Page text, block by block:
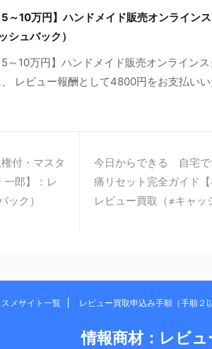
5～10万円】ハンドメイド販売オンライン
シュバック）
～10万円】ハンドメイド販売オンライン
レビュー報酬として4800円をお支払い
付・マスタ
一郎】：レ
ック）
今日からできる 自宅
痛リセット完全ガイド【
レビュー買取（≠キャッ
メサイト一覧 レビュー買取申込み手順（手順２
情報商材：レビ